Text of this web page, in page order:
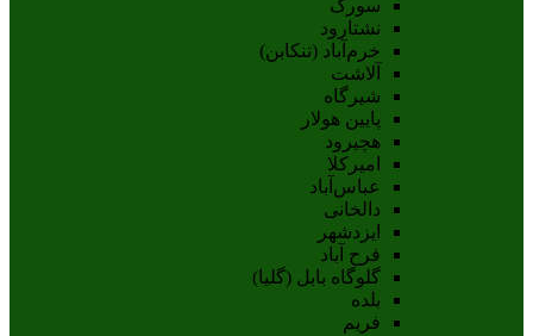
سورک
نشتارود
خرم‌آباد (تنکابن)
آلاشت
شیرگاه
پایین هولار
هچیرود
امیرکلا
عباس‌آباد
دالخانی
ایزدشهر
فرح آباد
گلوگاه بابل (گلیا)
بلده
فریم